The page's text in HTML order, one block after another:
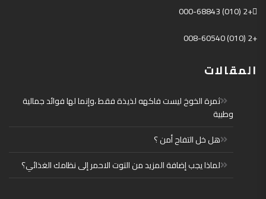
+2 (010) 000-68843
+2 (010) 008-60540
المقالات
ثمرة الخوخ ليست فاكهه لذيذة فقط ،وإنما لها فوائد جمالية
وطبية
هل خل التفاح أمن ؟
لماذا يجب إضافة المزيد من التوت الاحمر إلى نظامك الغذائي؟